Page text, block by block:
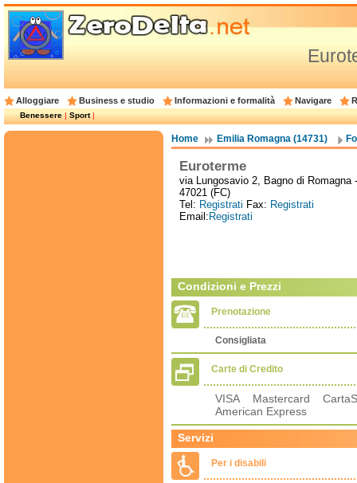
Alloggiare Business e studio Informazioni e formalità Navigare
Benessere|Sport|
Home Emilia Romagna (14731)
Euroterme
via Lungosavio 2, Bagno di Romagna -
47021 (FC)
Tel: Registrati Fax: Registrati
Email: Registrati
Condizioni e Prezzi
Prenotazione
Consigliata
Carte di Credito
VISA Mastercard
American Express
Servizi
Per i disabili